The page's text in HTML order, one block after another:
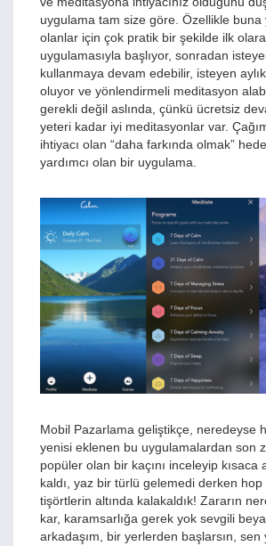
uygulama tam size göre. Özellikle buna
olanlar için çok pratik bir şekilde ilk
uygulamasıyla başlıyor, sonradan
kullanmaya devam edebilir, isteyen
oluyor ve yönlendirmeli meditasyon
gerekli değil aslında, çünkü ücretsiz
yeteri kadar iyi meditasyonlar var.
ihtiyacı olan “daha farkında olmak”
yardımcı olan bir uygulama.
Mobil Pazarlama geliştikçe, neredeyse
yenisi eklenen bu uygulamalardan son
popüler olan bir kaçını inceleyip kısaca
kaldı, yaz bir türlü gelemedi derken
tişörtlerin altında kalakaldık! Zararın
kar, karamsarlığa gerek yok sevgili
arkadaşım, bir yerlerden başlarsın, sen